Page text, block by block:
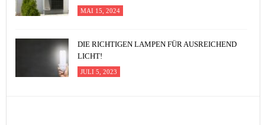
MAI 15, 2024
DIE RICHTIGEN LAMPEN FÜR AUSREICHEND
LICHT!
JULI 5, 2023